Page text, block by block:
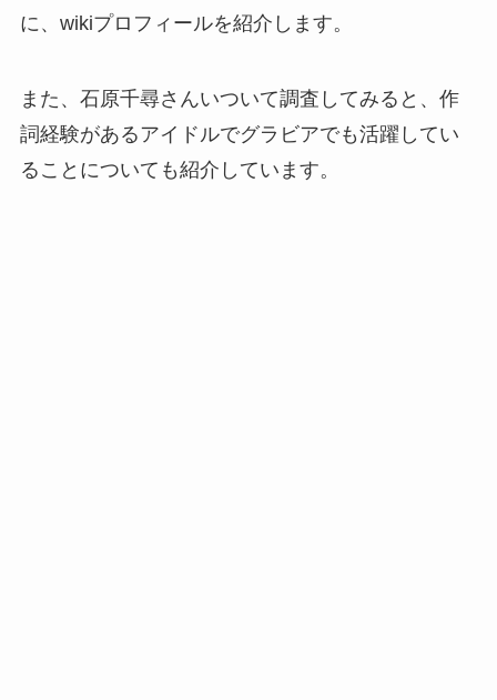
に、wikiプロフィールを紹介します。
また、石原千尋さんいついて調査してみると、作
詞経験があるアイドルでグラビアでも活躍してい
ることについても紹介しています。